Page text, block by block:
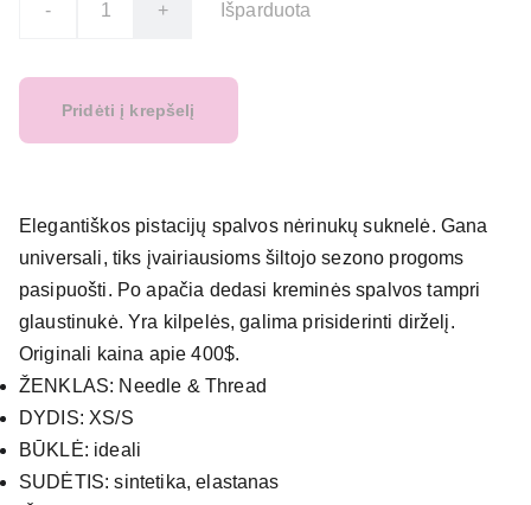
- + Išparduota
Pridėti į krepšelį
Elegantiškos pistacijų spalvos nėrinukų suknelė. Gana
universali, tiks įvairiausioms šiltojo sezono progoms
pasipuošti. Po apačia dedasi kreminės spalvos tampri
glaustinukė. Yra kilpelės, galima prisiderinti dirželį.
Originali kaina apie 400$.
ŽENKLAS: Needle & Thread
DYDIS: XS/S
BŪKLĖ: ideali
SUDĖTIS: sintetika, elastanas